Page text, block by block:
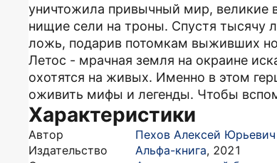
уничтожила привычный мир, великие
нищие сели на троны. Спустя тысячу
ложь, подарив потомкам выживших
Летос - мрачная земля на окраине
охотятся на живых. Именно в этом
оживить мифы и легенды. Чтобы
Характеристики
Автор
Пехов Алексей Юрьевич
Издательство
Альфа-книга, 2021